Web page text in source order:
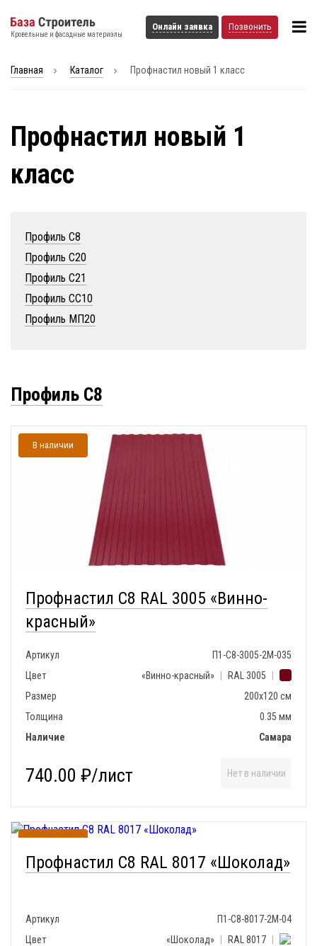
Кровельные и фасадные материалы
Онлайн заявка Позвонить
Главная Каталог Профнастил новый 1 класс
Профнастил новый 1
класс
Профиль С8
Профиль С20
Профиль С21
Профиль СС10
Профиль МП20
Профиль С8
В наличии
Профнастил С8 RAL 3005 «Винно-
красный»
Артикул
П1-С8-3005-2М-035
Цвет
«Винно-красный» RAL 3005
Размер
200х120 см
Толщина
0.35 мм
Наличие
Самара
740.00 ₽/лист Нет в наличии
В наличии
Профнастил С8 RAL 8017 «Шоколад»
Артикул
П1-С8-8017-2М-04
Цвет
«Шоколад» RAL 8017